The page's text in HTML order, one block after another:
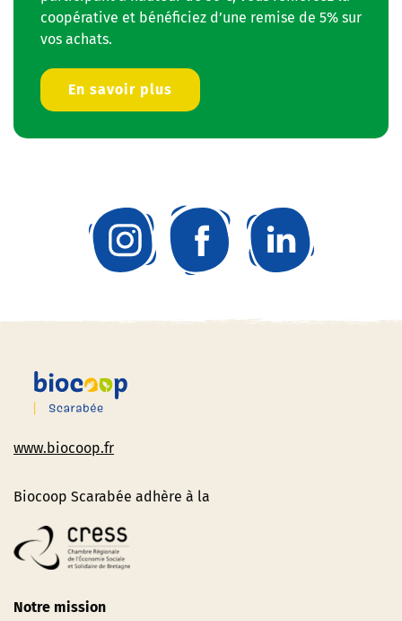
coopérative et bénéficiez d’une remise de 5% sur
vos achats.
En savoir plus
www.biocoop.fr
Biocoop Scarabée adhère à la
Notre mission